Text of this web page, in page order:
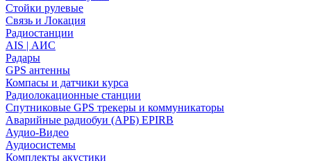
Стойки рулевые
Связь и Локация
Радиостанции
AIS | АИС
Радары
GPS антенны
Компасы и датчики курса
Радиолокационные станции
Спутниковые GPS трекеры и коммуникаторы
Аварийные радиобуи (АРБ) EPIRB
Аудио-Видео
Аудиосистемы
Комплекты акустики